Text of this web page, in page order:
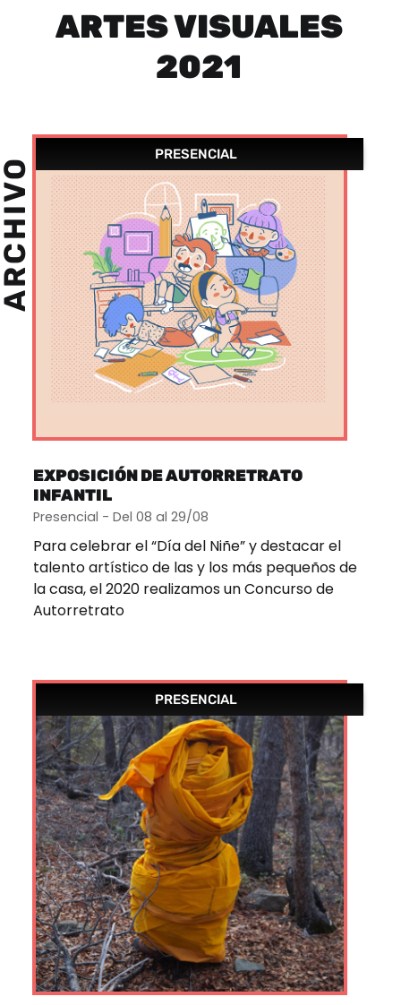
ARTES VISUALES
2021
PRESENCIAL
EXPOSICIÓN DE AUTORRETRATO
INFANTIL
Presencial - Del 08 al 29/08
Para celebrar el “Día del Niñe” y destacar el
talento artístico de las y los más pequeños de
la casa, el 2020 realizamos un Concurso de
Autorretrato
PRESENCIAL